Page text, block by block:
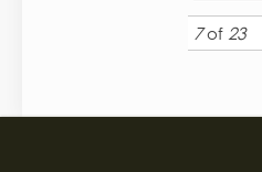
7of 23